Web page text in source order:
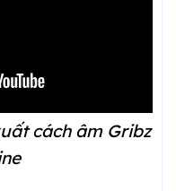
cách âm Gribz